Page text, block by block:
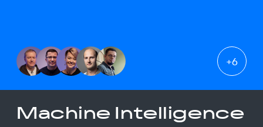
+6
Machine Intelligence